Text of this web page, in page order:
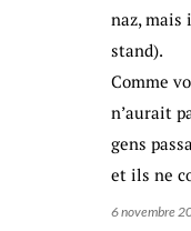
naz, mais
stand).
Comme
n’aurait
gens
et ils ne
6 novembre